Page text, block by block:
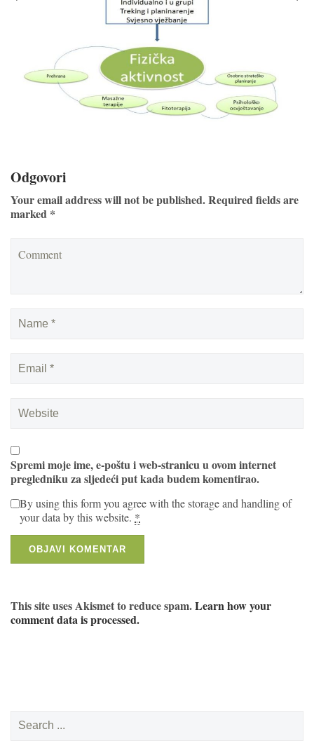
Odgovori
Your email address will not be published. Required fields are
marked *
Spremi moje ime, e-poštu i web-stranicu u ovom internet
pregledniku za sljedeći put kada budem komentirao.
By using this form you agree with the storage and handling of
your data by this website. *
This site uses Akismet to reduce spam.Learn how your
comment data is processed.
for: